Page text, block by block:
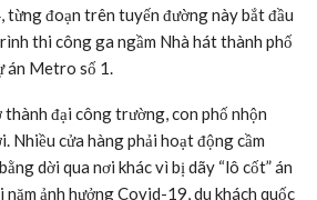
từng đoạn trên tuyến đường này bắt đầu
thi công ga ngầm Nhà hát thành phố
án Metro số 1.
thành đại công trường, con phố nhộn
Nhiều cửa hàng phải hoạt động cầm
dời qua nơi khác vì bị dãy “lô cốt” án
năm ảnh hưởng Covid-19, du khách quốc